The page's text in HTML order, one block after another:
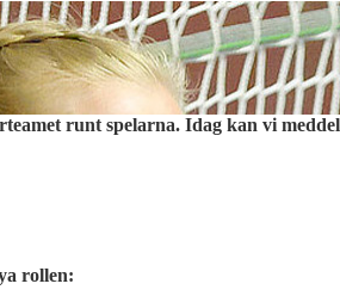
runt spelarna. Idag kan vi
rollen: